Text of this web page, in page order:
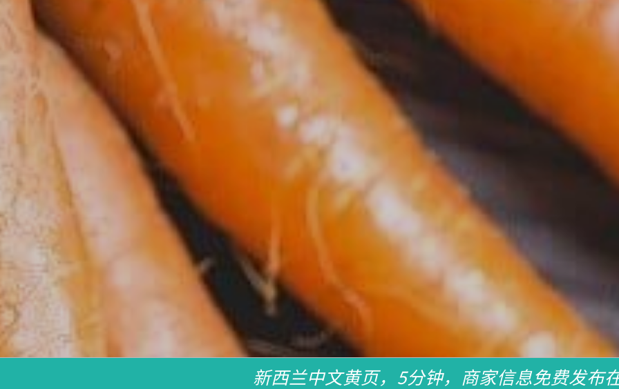
新西兰中文黄页，5分钟，商家信息免费发布